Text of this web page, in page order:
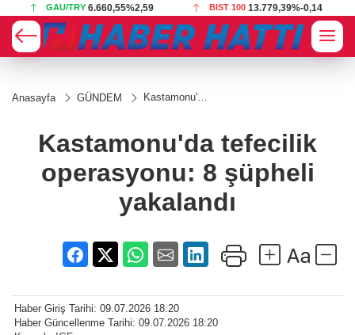
GAU/TRY 6.660,55%2,59 BIST 100 13.779,39%-0,14
Anasayfa GÜNDEM
Kastamonu'da
yakalandı
Kastamonu'da tefecilik
operasyonu: 8 şüpheli
yakalandı
Haber Giriş Tarihi: 09.07.2026 18:20
Haber Güncellenme Tarihi: 09.07.2026 18:20